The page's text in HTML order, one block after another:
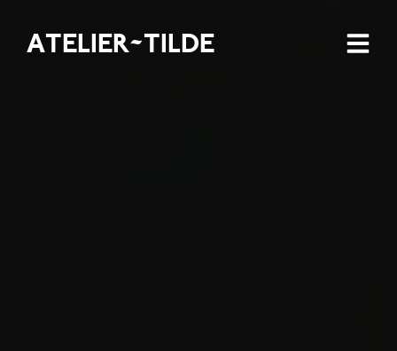
ATELIER~TILDE